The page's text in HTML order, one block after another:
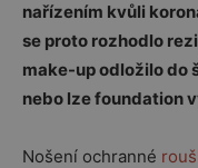
nařízením kvůli
se proto rozhodlo
make-up odložilo do
nebo lze foundation
Nošení ochranné